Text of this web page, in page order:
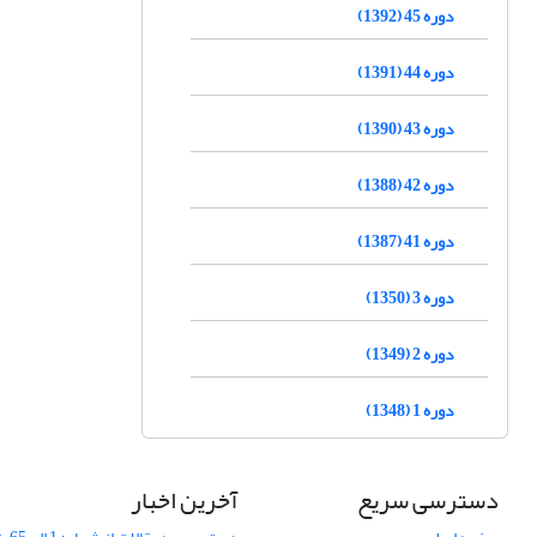
دوره 45 (1392)
دوره 44 (1391)
دوره 43 (1390)
دوره 42 (1388)
دوره 41 (1387)
دوره 3 (1350)
دوره 2 (1349)
دوره 1 (1348)
دسترسی سریع آخرین اخبار